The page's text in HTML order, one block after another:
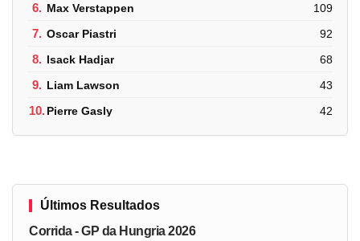
6. Max Verstappen 109
7. Oscar Piastri 92
8. Isack Hadjar 68
9. Liam Lawson 43
10.Pierre Gasly 42
Últimos Resultados
Corrida - GP da Hungria 2026